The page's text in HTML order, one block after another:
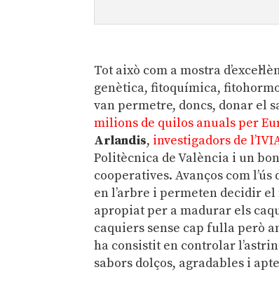
Tot això com a mostra
genètica, fitoquímica,
van permetre, doncs, donar el
milions de quilos anuals per
Arlandis, investigadors de
Politècnica de València i un
cooperatives. Avanços com
en l’arbre i permeten decidir
apropiat per a madurar els
caquiers sense cap fulla però
ha consistit en controlar
sabors dolços, agradables i